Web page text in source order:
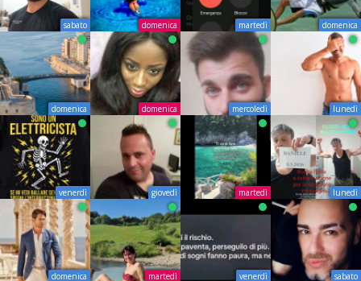
sabato domenica martedì domenica
domenica domenica mercoledì lunedì
venerdì giovedì martedì lunedì
domenica martedì venerdì sabato